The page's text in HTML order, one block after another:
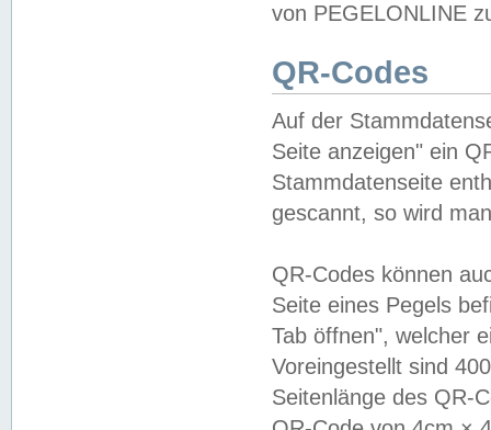
von PEGELONLINE
QR-Codes
Auf der
Seite anzeigen" ein
Stammdatenseite
gescannt, so wird
QR-Codes können
Seite eines Pegels
Tab öffnen", welcher
Voreingestellt sind
Seitenlänge des QR-